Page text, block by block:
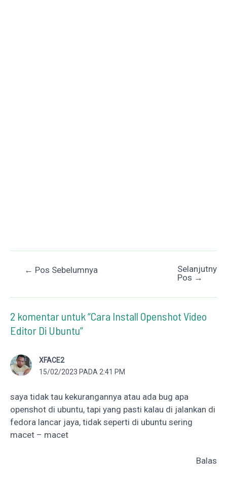
Post← Pos Sebelumnya
Selanjutnya
Pos →
2 komentar untuk “Cara Install Openshot Video
Editor Di Ubuntu”
XFACE2
15/02/2023 PADA 2:41 PM
saya tidak tau kekurangannya atau ada bug apa
openshot di ubuntu, tapi yang pasti kalau di jalankan di
fedora lancar jaya, tidak seperti di ubuntu sering
macet – macet
Balas